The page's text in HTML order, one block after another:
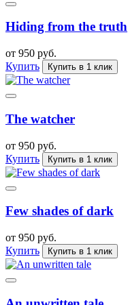
Hiding from the truth
от 950 руб.
Купить
Купить в 1 клик
The watcher
от 950 руб.
Купить
Купить в 1 клик
Few shades of dark
от 950 руб.
Купить
Купить в 1 клик